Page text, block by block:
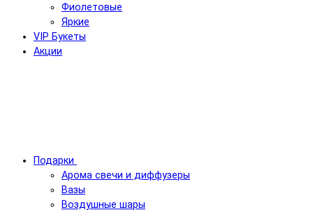
Фиолетовые
Яркие
VIP Букеты
Акции
Подарки
Арома свечи и диффузеры
Вазы
Воздушные шары